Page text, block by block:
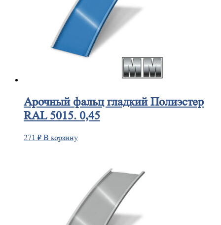
Арочныйфальц гладкий Полиэстер
RAL 5015. 0,45
271 ₽ В корзину